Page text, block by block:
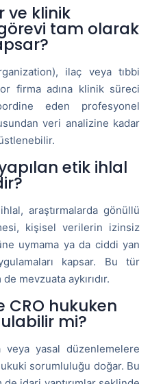
ve klinik
tam olarak
ilaç veya tıbbi
firma adına klinik süreci
eden profesyonel
veri analizine kadar
etik ihlal
araştırmalarda gönüllü
kişisel verilerin izinsiz
uymama ya da ciddi yan
kapsar. Bu tür
mevzuata aykırıdır.
CRO hukuken
mi?
veya yasal düzenlemelere
sorumluluğu doğar. Bu